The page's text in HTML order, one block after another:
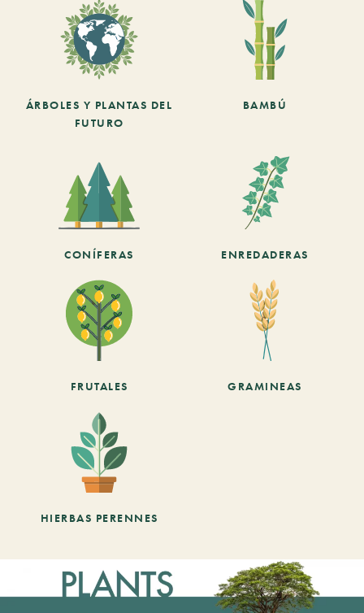
ÁRBOLES Y PLANTAS DEL
FUTURO
BAMBÚ
CONÍFERAS ENREDADERAS
FRUTALES GRAMINEAS
HIERBAS PERENNES